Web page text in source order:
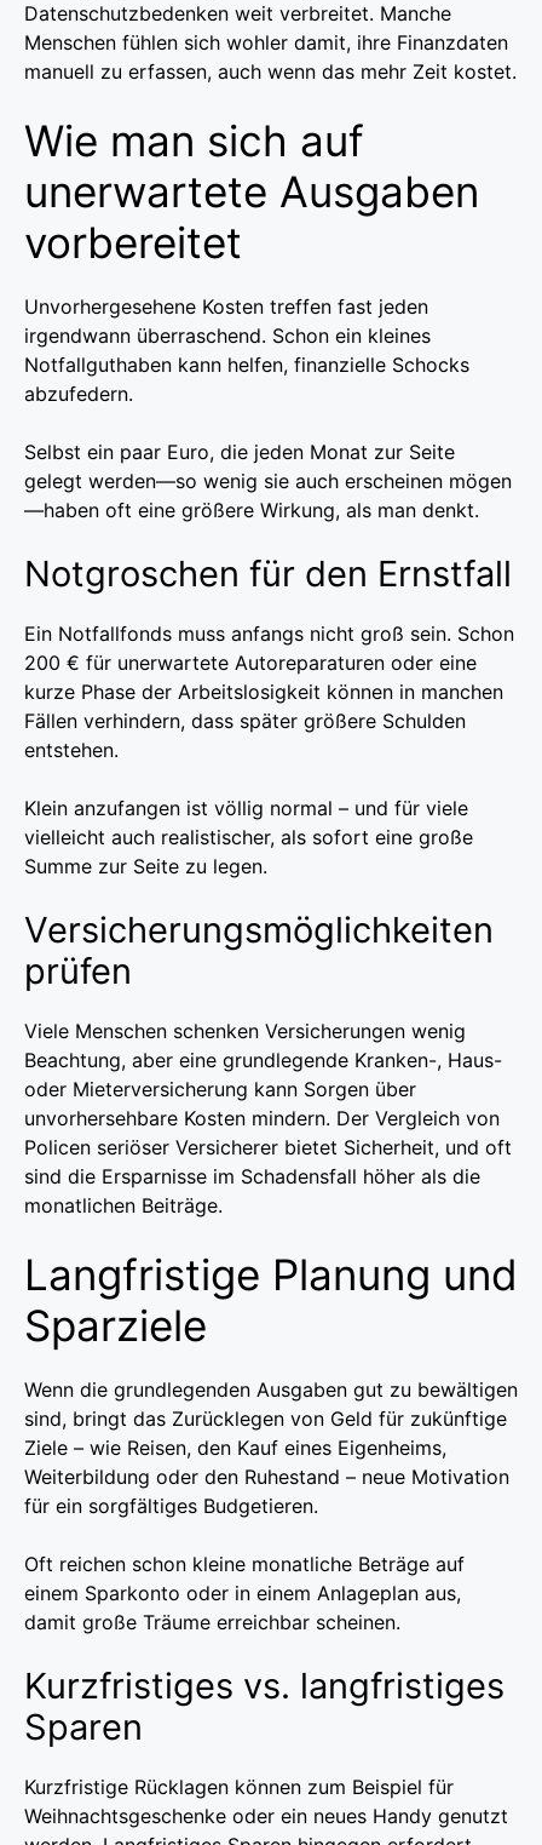
Datenschutzbedenken weit verbreitet. Manche
Menschen fühlen sich wohler damit, ihre Finanzdaten
manuell zu erfassen, auch wenn das mehr Zeit kostet.
Wie man sich auf
unerwartete Ausgaben
vorbereitet
Unvorhergesehene Kosten treffen fast jeden
irgendwann überraschend. Schon ein kleines
Notfallguthaben kann helfen, finanzielle Schocks
abzufedern.
Selbst ein paar Euro, die jeden Monat zur Seite
gelegt werden—so wenig sie auch erscheinen mögen
—haben oft eine größere Wirkung, als man denkt.
Notgroschen für den Ernstfall
Ein Notfallfonds muss anfangs nicht groß sein. Schon
200 € für unerwartete Autoreparaturen oder eine
kurze Phase der Arbeitslosigkeit können in manchen
Fällen verhindern, dass später größere Schulden
entstehen.
Klein anzufangen ist völlig normal – und für viele
vielleicht auch realistischer, als sofort eine große
Summe zur Seite zu legen.
Versicherungsmöglichkeiten
prüfen
Viele Menschen schenken Versicherungen wenig
Beachtung, aber eine grundlegende Kranken-, Haus-
oder Mieterversicherung kann Sorgen über
unvorhersehbare Kosten mindern. Der Vergleich von
Policen seriöser Versicherer bietet Sicherheit, und oft
sind die Ersparnisse im Schadensfall höher als die
monatlichen Beiträge.
Langfristige Planung und
Sparziele
Wenn die grundlegenden Ausgaben gut zu bewältigen
sind, bringt das Zurücklegen von Geld für zukünftige
Ziele – wie Reisen, den Kauf eines Eigenheims,
Weiterbildung oder den Ruhestand – neue Motivation
für ein sorgfältiges Budgetieren.
Oft reichen schon kleine monatliche Beträge auf
einem Sparkonto oder in einem Anlageplan aus,
damit große Träume erreichbar scheinen.
Kurzfristiges vs. langfristiges
Sparen
Kurzfristige Rücklagen können zum Beispiel für
Weihnachtsgeschenke oder ein neues Handy genutzt